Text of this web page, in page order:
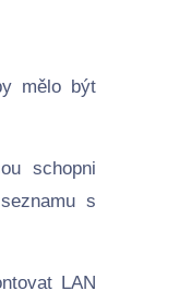
mělo být
schopni
s
LAN